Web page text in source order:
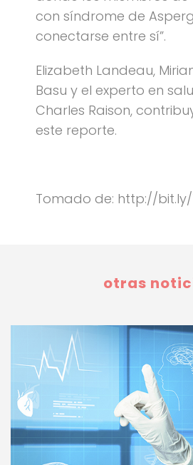
con síndrome de
conectarse entre sí”.
Elizabeth Landeau,
Basu y el experto en
Charles Raison,
este reporte.
Tomado de: http://bit.ly/
otras